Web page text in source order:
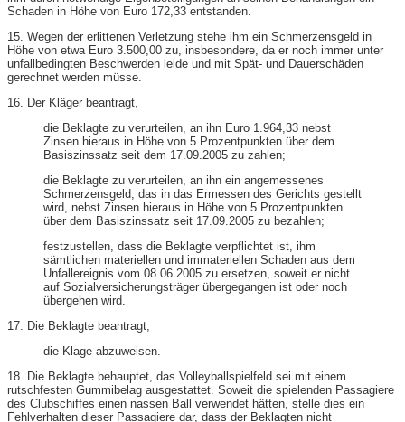
Schaden in Höhe von Euro 172,33 entstanden.
15. Wegen der erlittenen Verletzung stehe ihm ein Schmerzensgeld in
Höhe von etwa Euro 3.500,00 zu, insbesondere, da er noch immer unter
unfallbedingten Beschwerden leide und mit Spät- und Dauerschäden
gerechnet werden müsse.
16. Der Kläger beantragt,
die Beklagte zu verurteilen, an ihn Euro 1.964,33 nebst
Zinsen hieraus in Höhe von 5 Prozentpunkten über dem
Basiszinssatz seit dem 17.09.2005 zu zahlen;
die Beklagte zu verurteilen, an ihn ein angemessenes
Schmerzensgeld, das in das Ermessen des Gerichts gestellt
wird, nebst Zinsen hieraus in Höhe von 5 Prozentpunkten
über dem Basiszinssatz seit 17.09.2005 zu bezahlen;
festzustellen, dass die Beklagte verpflichtet ist, ihm
sämtlichen materiellen und immateriellen Schaden aus dem
Unfallereignis vom 08.06.2005 zu ersetzen, soweit er nicht
auf Sozialversicherungsträger übergegangen ist oder noch
übergehen wird.
17. Die Beklagte beantragt,
die Klage abzuweisen.
18. Die Beklagte behauptet, das Volleyballspielfeld sei mit einem
rutschfesten Gummibelag ausgestattet. Soweit die spielenden Passagiere
des Clubschiffes einen nassen Ball verwendet hätten, stelle dies ein
Fehlverhalten dieser Passagiere dar, dass der Beklagten nicht